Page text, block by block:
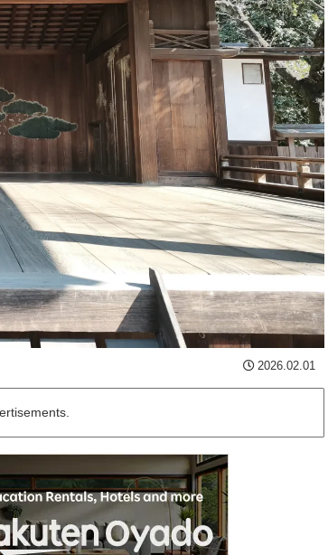
2026.02.01